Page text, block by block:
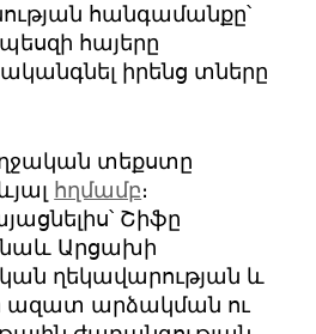
հանգամանքը՝
հայերը
իրենց տները
տեքստը
հղմամբ։
Շիֆը
նաև Արցախի
ղեկավարության և
ազատ արձակման ու